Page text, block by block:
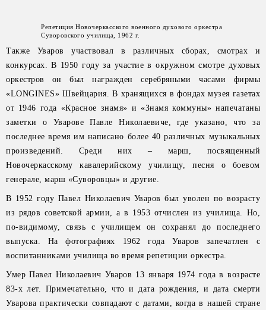
Репетиция Новочеркасского военного духового оркестра
Суворовского училища, 1962 г.
Также Уваров участвовал в различных сборах, смотрах и
конкурсах. В 1950 году за участие в окружном смотре духовых
оркестров он был награжден серебряными часами фирмы
«LONGINES» Швейцария. В хранящихся в фондах музея газетах
от 1946 года «Красное знамя» и «Знамя коммуны» напечатаны
заметки о Уварове Павле Николаевиче, где указано, что за
последнее время им написано более 40 различных музыкальных
произведений. Среди них – марш, посвященный
Новочеркасскому кавалерийскому училищу, песня о боевом
генерале, марш «Суворовцы» и другие.
В 1952 году Павел Николаевич Уваров был уволен по возрасту
из рядов советской армии, а в 1953 отчислен из училища. Но,
по-видимому, связь с училищем он сохранял до последнего
выпуска. На фотографиях 1962 года Уваров запечатлен с
воспитанниками училища во время репетиции оркестра.
Умер Павел Николаевич Уваров 13 января 1974 года в возрасте
83-х лет. Примечательно, что и дата рождения, и дата смерти
Уварова практически совпадают с датами, когда в нашей стране